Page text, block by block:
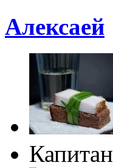
Алексаей
Капитан